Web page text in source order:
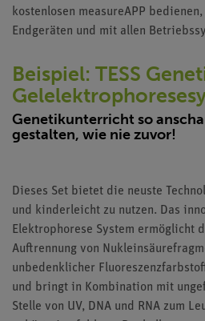
kostenlosen measureAPP
Endgeräten und mit allen
Beispiel: TESS
Genetikunterricht so
gestalten, wie nie zuvor!
Dieses Set bietet die neuste
und kinderleicht zu nutzen. Das
Elektrophorese System ermöglicht
Auftrennung von
unbedenklicher
und bringt in Kombination mit
Stelle von UV, DNA und RNA zum